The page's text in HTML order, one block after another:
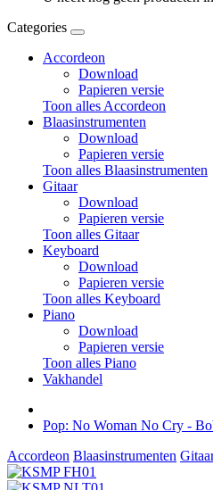
Categories
Accordeon
Download
Papieren versie
Toon alles Accordeon
Blaasinstrumenten
Download
Papieren versie
Toon alles Blaasinstrumenten
Gitaar
Download
Papieren versie
Toon alles Gitaar
Keyboard
Download
Papieren versie
Toon alles Keyboard
Piano
Download
Papieren versie
Toon alles Piano
Vakhandel
Pop: No Woman No Cry -
Accordeon Blaasinstrumenten